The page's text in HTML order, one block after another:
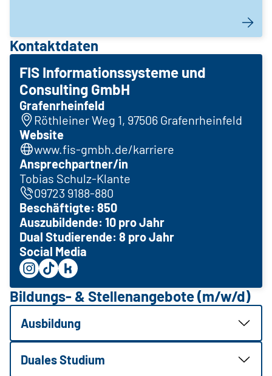
Kontaktdaten
FIS Informationssysteme und
Consulting GmbH
Grafenrheinfeld
Röthleiner Weg 1, 97506 Grafenrheinfeld
Website
www.fis-gmbh.de/karriere
Ansprechpartner/in
Tobias Schulz-Klante
09723 9188-880
Beschäftigte: 850
Auszubildende: 10 pro Jahr
Dual Studierende: 8 pro Jahr
Social Media
Bildungs- & Stellenangebote (m/w/d)
Ausbildung
Duales Studium